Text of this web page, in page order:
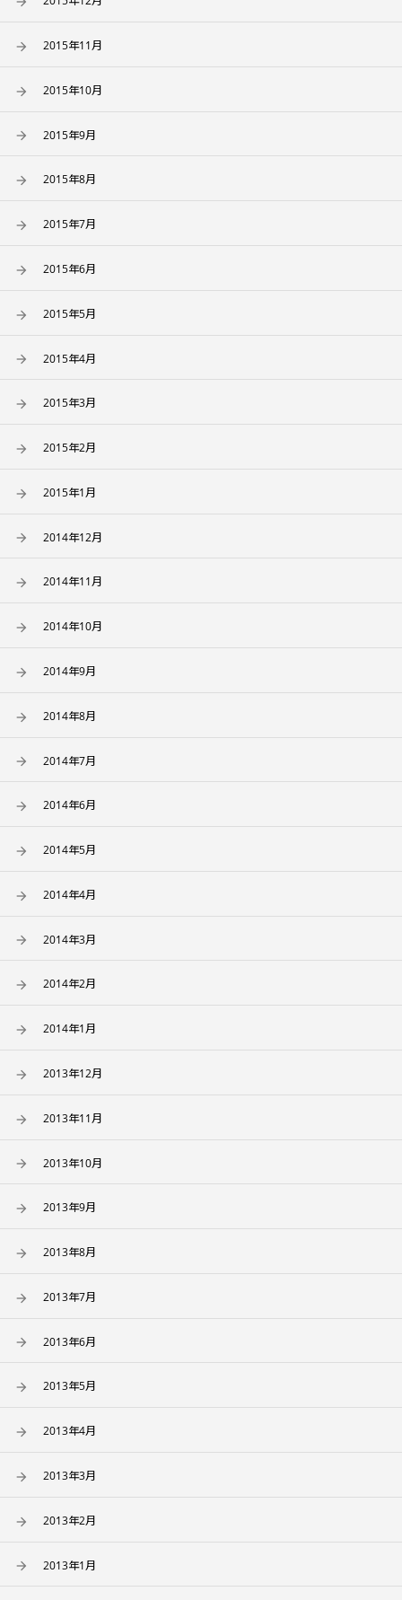
2015年11月
2015年10月
2015年9月
2015年8月
2015年7月
2015年6月
2015年5月
2015年4月
2015年3月
2015年2月
2015年1月
2014年12月
2014年11月
2014年10月
2014年9月
2014年8月
2014年7月
2014年6月
2014年5月
2014年4月
2014年3月
2014年2月
2014年1月
2013年12月
2013年11月
2013年10月
2013年9月
2013年8月
2013年7月
2013年6月
2013年5月
2013年4月
2013年3月
2013年2月
2013年1月